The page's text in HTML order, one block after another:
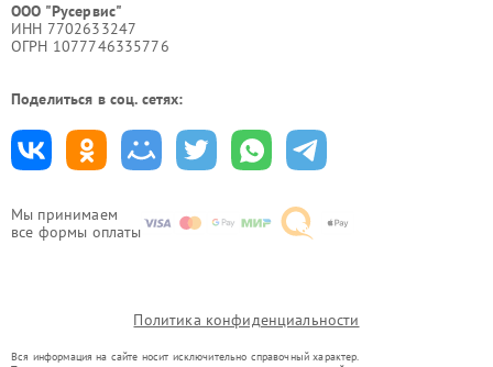
Мы принимаем
все формы оплаты
ООО "Русервис"
ИНН 7702633247
ОГРН 1077746335776
Поделиться в соц. сетях:
Политика конфиденциальности
Вся информация на сайте носит исключительно справочный характер.